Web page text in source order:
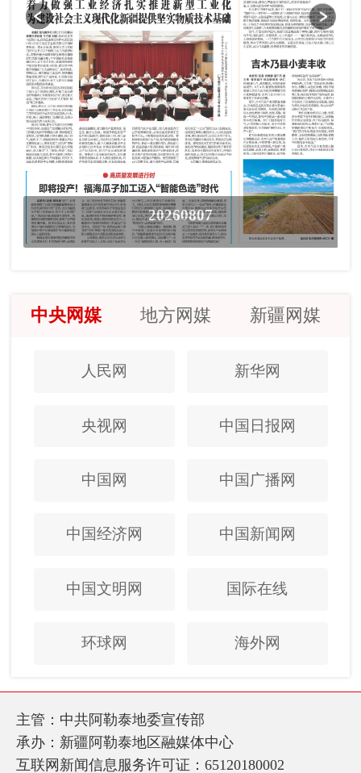
20260807
中央网媒 地方网媒 新疆网媒
人民网 新华网
央视网 中国日报网
中国网 中国广播网
中国经济网 中国新闻网
中国文明网 国际在线
环球网 海外网
主管：中共阿勒泰地委宣传部
承办：新疆阿勒泰地区融媒体中心
互联网新闻信息服务许可证：65120180002